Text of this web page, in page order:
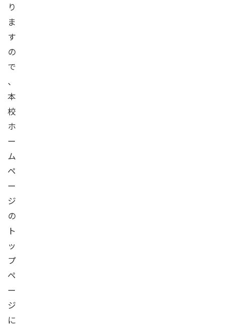
り
ま
す
の
で
、
本
校
ホ
ー
ム
ペ
ー
ジ
の
ト
ッ
プ
ペ
ー
ジ
に